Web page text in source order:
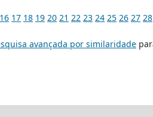
16 17 18 19 20 21 22 23 24 25 26 27 28
avançada por similaridade